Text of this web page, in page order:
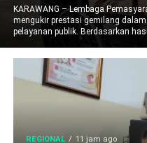
KARAWANG – Lembaga
mengukir prestasi gemilang
pelayanan publik. Berdasarkan
REGIONAL 11 jam ago